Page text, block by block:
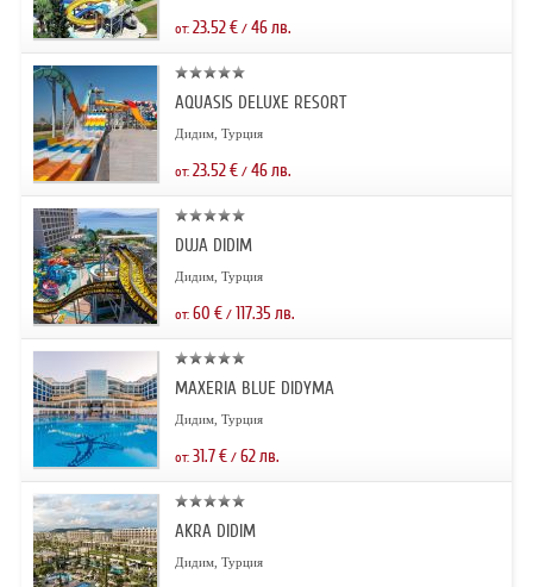
от: 23.52€/ 46лв.
AQUASIS DELUXE RESORT
Дидим, Турция
от: 23.52€/ 46лв.
DUJA DIDIM
Дидим, Турция
от: 60 €/ 117.35 лв.
MAXERIA BLUE DIDYMA
Дидим, Турция
от: 31.7€/ 62лв.
AKRA DIDIM
Дидим, Турция